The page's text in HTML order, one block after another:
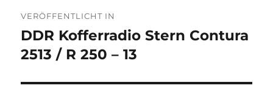
VERÖFFENTLICHT IN
DDR Kofferradio Stern Contura
2513 / R 250 – 13